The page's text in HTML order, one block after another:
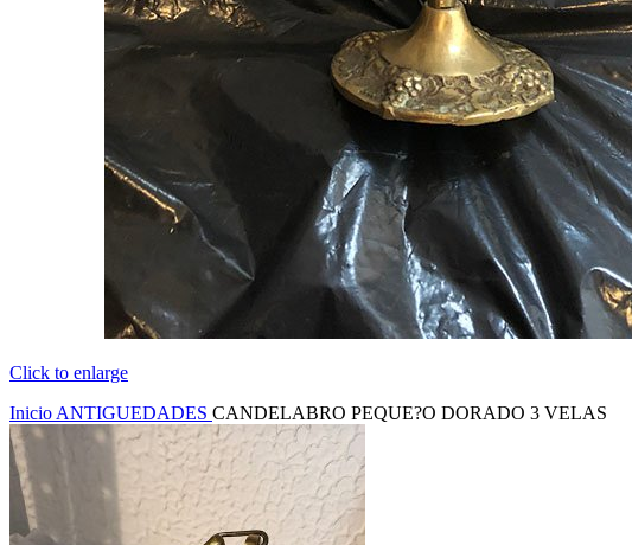
Click to enlarge
Inicio ANTIGUEDADES CANDELABRO PEQUE?O DORADO 3 VELAS